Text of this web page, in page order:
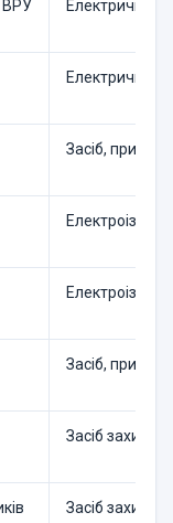
ВРУ Електричне
Електричне
Засіб,
Засіб,
Засіб
Засіб